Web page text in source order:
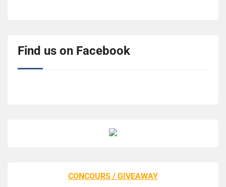
Find us on Facebook
CONCOURS / GIVEAWAY